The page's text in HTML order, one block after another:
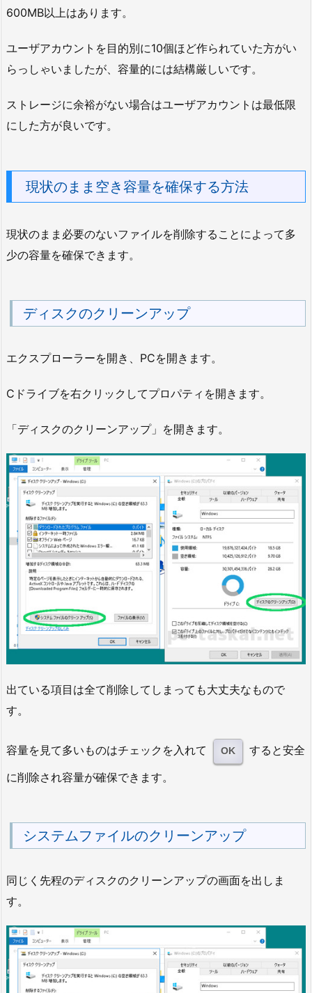
600MB以上はあります。
ユーザアカウントを目的別に10個ほど作られていた方がい
らっしゃいましたが、容量的には結構厳しいです。
ストレージに余裕がない場合はユーザアカウントは最低限
にした方が良いです。
現状のまま空き容量を確保する方法
現状のまま必要のないファイルを削除することによって多
少の容量を確保できます。
ディスクのクリーンアップ
エクスプローラーを開き、PCを開きます。
Cドライブを右クリックしてプロパティを開きます。
「ディスクのクリーンアップ」を開きます。
出ている項目は全て削除してしまっても大丈夫なもので
す。
容量を見て多いものはチェックを入れて OK
すると安全
に削除され容量が確保できます。
システムファイルのクリーンアップ
同じく先程のディスクのクリーンアップの画面を出しま
す。